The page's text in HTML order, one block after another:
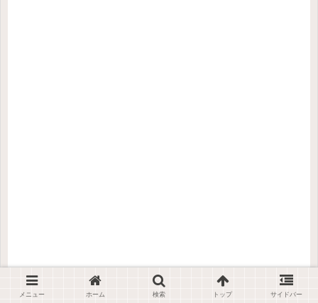
メニュー ホーム 検索 トップ サイドバー